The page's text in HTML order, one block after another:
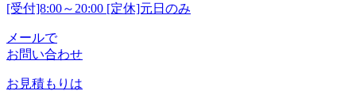
[受付]8:00～20:00 [定休]元日のみ
メールで
お問い合わせ
お見積もりは